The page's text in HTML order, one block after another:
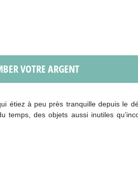
VOTRE ARGENT
étiez à peu près tranquille depuis le
temps, des objets aussi inutiles